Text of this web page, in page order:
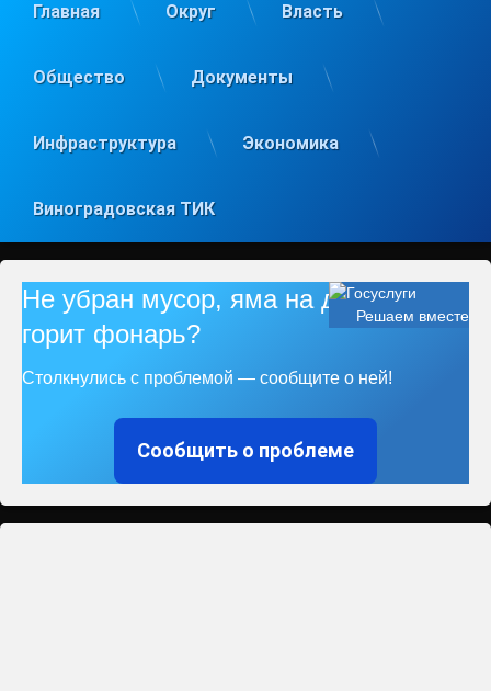
Главная Округ Власть
Общество Документы
Инфраструктура Экономика
Виноградовская ТИК
Решаем вместе
Не убран мусор, яма на дороге, не
горит фонарь?
Столкнулись с проблемой — сообщите о ней!
Сообщить о проблеме